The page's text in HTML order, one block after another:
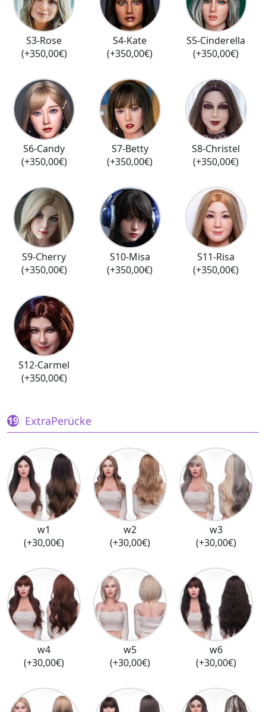
S3-Rose
(+350,00€)
S4-Kate
(+350,00€)
S5-Cinderella
(+350,00€)
S6-Candy
(+350,00€)
S7-Betty
(+350,00€)
S8-Christel
(+350,00€)
S9-Cherry
(+350,00€)
S10-Misa
(+350,00€)
S11-Risa
(+350,00€)
S12-Carmel
(+350,00€)
ExtraPerücke
w1
(+30,00€)
w2
(+30,00€)
w3
(+30,00€)
w4
(+30,00€)
w5
(+30,00€)
w6
(+30,00€)